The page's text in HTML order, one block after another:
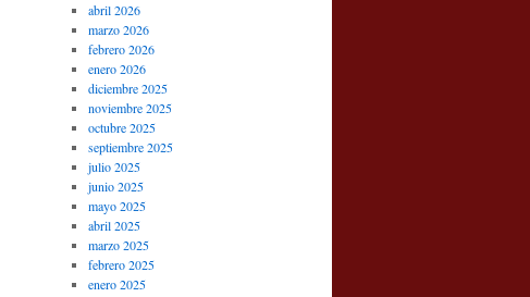
abril 2026
marzo 2026
febrero 2026
enero 2026
diciembre 2025
noviembre 2025
octubre 2025
septiembre 2025
julio 2025
junio 2025
mayo 2025
abril 2025
marzo 2025
febrero 2025
enero 2025